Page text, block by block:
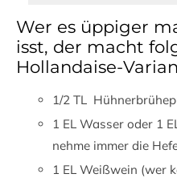
Wer es üppiger
isst, der macht
Hollandaise-
1/2 TL
1 EL Wasser oder 1
nehme immer die
1 EL Weißwein (wer